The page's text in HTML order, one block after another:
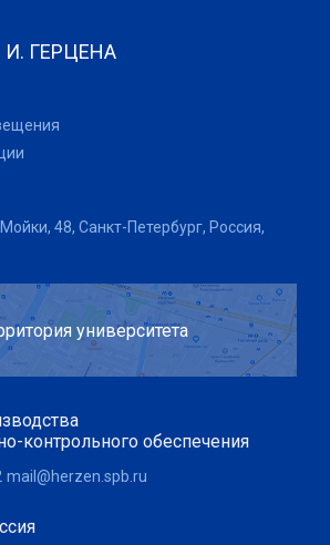
И. ГЕРЦЕНА
48, Санкт-Петербург, Россия,
университета
контрольного обеспечения
mail@herzen.spb.ru